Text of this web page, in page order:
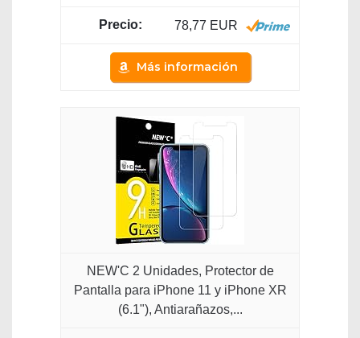
78,77 EUR
Más información
NEW'C 2 Unidades, Protector de
Pantalla para iPhone 11 y iPhone XR
(6.1"), Antiarañazos,...